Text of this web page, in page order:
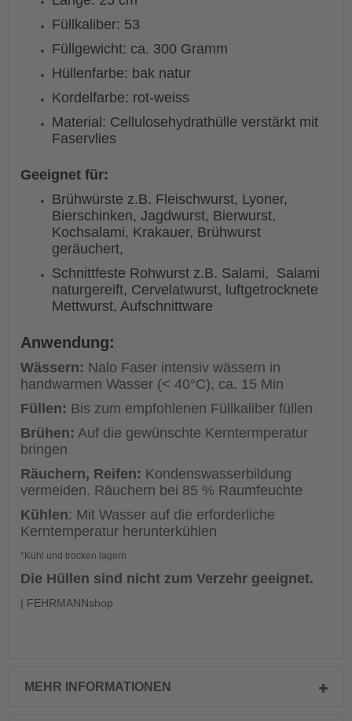
Füllkaliber: 53
Füllgewicht: ca. 300 Gramm
Hüllenfarbe: bak natur
Kordelfarbe: rot-weiss
Material: Cellulosehydrathülle verstärkt mit
Faservlies
Geeignet für:
Brühwürste z.B. Fleischwurst, Lyoner,
Bierschinken, Jagdwurst, Bierwurst,
Kochsalami, Krakauer, Brühwurst
geräuchert,
Schnittfeste Rohwurst z.B. Salami, Salami
naturgereift, Cervelatwurst, luftgetrocknete
Mettwurst, Aufschnittware
Anwendung:
Wässern: Nalo Faser intensiv wässern in
handwarmen Wasser (< 40°C), ca. 15 Min
Füllen: Bis zum empfohlenen Füllkaliber füllen
Brühen: Auf die gewünschte Kerntermperatur
bringen
Räuchern, Reifen: Kondenswasserbildung
vermeiden. Räuchern bei 85 % Raumfeuchte
Kühlen: Mit Wasser auf die erforderliche
Kerntemperatur herunterkühlen
*Kühl und trocken lagern
Die Hüllen sind nicht zum Verzehr geeignet.
| FEHRMANNshop
MEHR INFORMATIONEN